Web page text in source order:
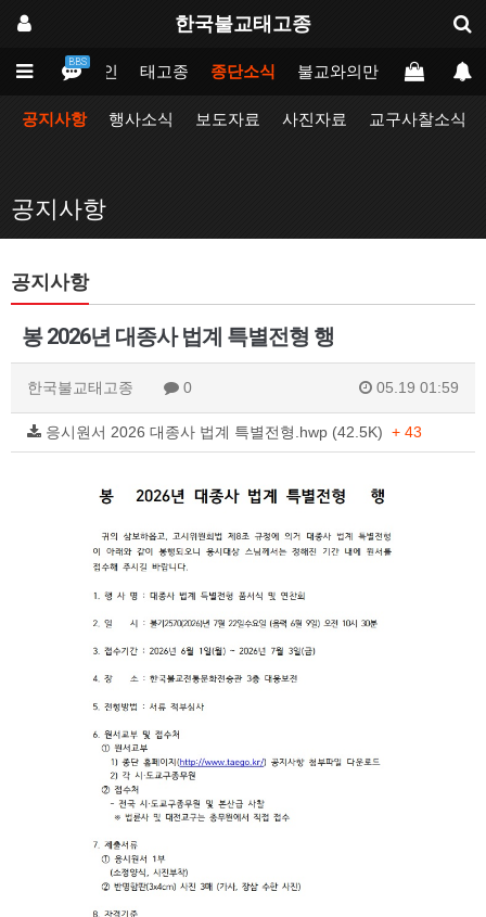
한국불교태고종
BBS
메인 태고종 종단소식 불교와의만남 업무포털
공지사항 행사소식 보도자료 사진자료 교구사찰소식
공지사항
공지사항
봉 2026년 대종사 법계 특별전형 행
한국불교태고종 0 05.19 01:59
응시원서 2026 대종사 법계 특별전형.hwp (42.5K) + 43